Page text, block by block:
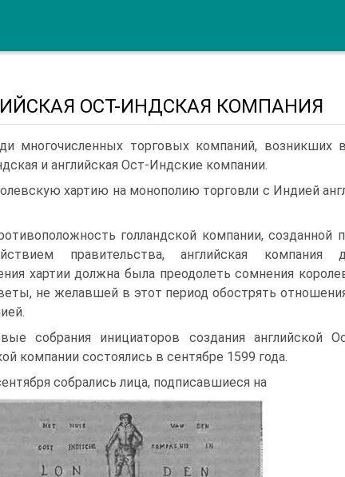
ОСТ-ИНДСКАЯ КОМПАНИЯ
многочисленных торговых компаний, воз­никших
и английская Ост-Индские компании.
хартию на монополию торговли с Индией
голландской компании, со­зданной
правительства, английская компания
хартии должна была преодо­леть сомнения
не желавшей в этот период обострять
собрания инициаторов создания англий­ской
компании состоялись в сентябре 1599 года.
собрались лица, подписавшиеся на